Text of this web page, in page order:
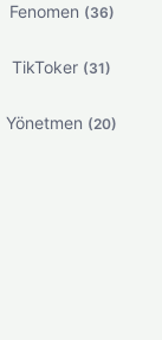
Fenomen (36)
TikToker (31)
Yönetmen (20)